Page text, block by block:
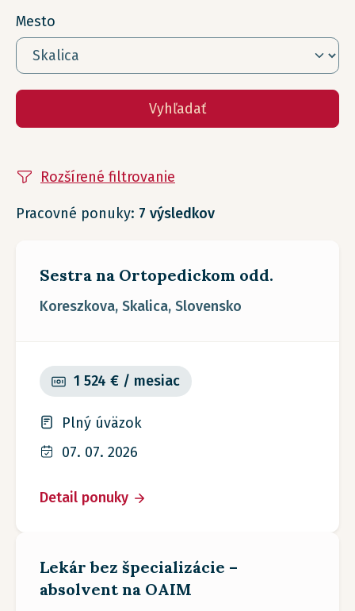
Mesto
Vyhľadať
Rozšírené filtrovanie
Pracovné ponuky: 7 výsledkov
Sestra na Ortopedickom odd.
Koreszkova, Skalica, Slovensko
Plný úväzok
1 524 € / mesiac
Detail ponuky
07. 07. 2026
Lekár bez špecializácie –
absolvent na OAIM